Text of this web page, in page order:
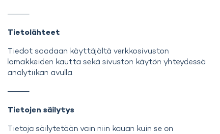
⸻
Tietolähteet
Tiedot saadaan käyttäjältä verkkosivuston
lomakkeiden kautta sekä sivuston käytön yhteydessä
analytiikan avulla.
⸻
Tietojen säilytys
Tietoja säilytetään vain niin kauan kuin se on